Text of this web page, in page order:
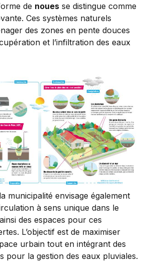
de noues se distingue comme
Ces systèmes naturels
des zones en pente douces
et l’infiltration des eaux
municipalité envisage également
à sens unique dans le
des espaces pour ces
L’objectif est de maximiser
urbain tout en intégrant des
pour la gestion des eaux pluviales.